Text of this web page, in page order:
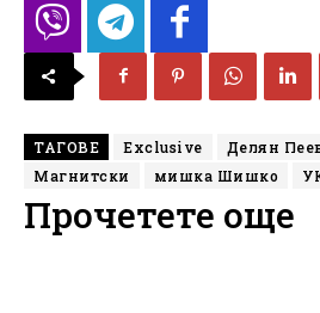
ТАГОВЕ Exclusive Делян
Магнитски
мишка Шишко
Прочетете още